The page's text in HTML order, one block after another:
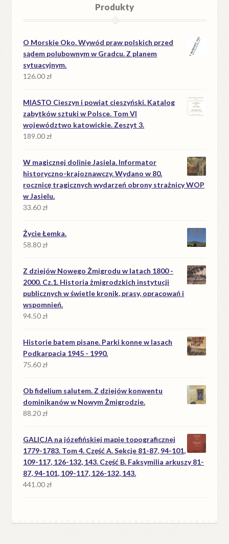
Produkty
O Morskie Oko. Wywód praw polskich przed
sądem polubownym w Gradcu. Z planem
sytuacyjnym.
126.00zł
MIASTO Cieszyn i powiat cieszyński. Katalog
zabytków sztuki w Polsce. Tom VI
województwo katowickie. Zeszyt 3.
189.00zł
W magicznej dolinie Jasiela. Informator
historyczno-krajoznawczy. Wydano w 80.
rocznicę tragicznych wydarzeń obrony strażnicy WOP
w Jasielu.
33.60zł
Życie Łemka.
58.80zł
Z dziejów Nowego Żmigrodu w latach 1800 -
2000. Cz.1. Historia żmigrodzkich instytucji
publicznych w świetle kronik, prasy, opracowań i
wspomnień.
94.50zł
Historie batem pisane. Parki konne w lasach
Podkarpacia 1945 - 1990.
75.60zł
Ob fidelium salutem. Z dziejów konwentu
dominikanów w Nowym Żmigrodzie.
88.20zł
GALICJA na józefińskiej mapie topograficznej
1779-1783. Tom 4. Część A. Sekcje 81-87, 94-101,
109-117, 126-132, 143. Część B. Faksymilia arkuszy 81-
87, 94-101, 109-117, 126-132, 143.
441.00zł